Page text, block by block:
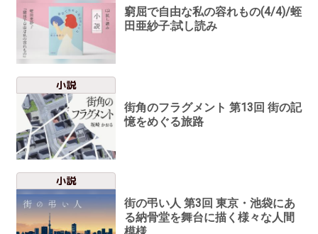
窮屈で自由な私の容れもの(4/4)/蛭
田亜紗子:試し読み
小説
街角のフラグメント 第13回 街の記
憶をめぐる旅路
小説
街の弔い人 第3回 東京・池袋にあ
る納骨堂を舞台に描く様々な人間
模様